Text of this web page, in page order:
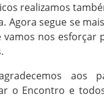
realizamos
Agora segue se
nos esforçar
aos
o Encontro e